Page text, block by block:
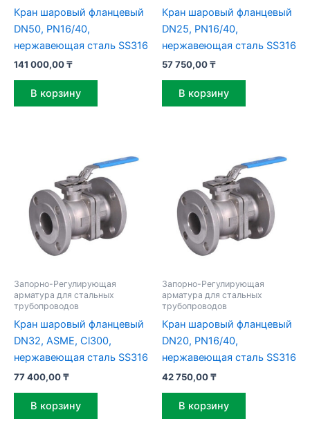
Кран шаровый фланцевый
DN50, PN16/40,
нержавеющая сталь SS316
141 000,00₸
В корзину
Кран шаровый фланцевый
DN25, PN16/40,
нержавеющая сталь SS316
57 750,00₸
В корзину
Запорно-Регулирующая
арматура для стальных
трубопроводов
Кран шаровый фланцевый
DN32, ASME, Cl300,
нержавеющая сталь SS316
77 400,00₸
В корзину
Запорно-Регулирующая
арматура для стальных
трубопроводов
Кран шаровый фланцевый
DN20, PN16/40,
нержавеющая сталь SS316
42 750,00₸
В корзину